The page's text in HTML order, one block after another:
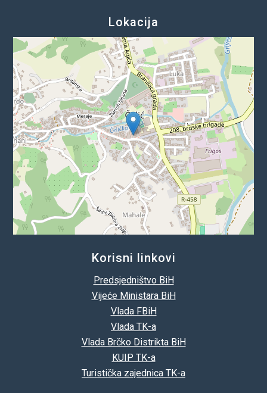
Lokacija
Korisni linkovi
Predsjedništvo BiH
Vijeće Ministara BiH
Vlada FBiH
Vlada TK-a
Vlada Brčko Distrikta BiH
KUIP TK-a
Turistička zajednica TK-a